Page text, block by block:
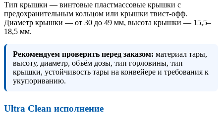
Тип крышки — винтовые пластмассовые крышки с
предохранительным кольцом или крышки твист-офф.
Диаметр крышки — от 30 до 49 мм, высота крышки — 15,5–
18,5 мм.
Рекомендуем проверить перед заказом: материал тары,
высоту, диаметр, объём дозы, тип горловины, тип
крышки, устойчивость тары на конвейере и требования к
укупориванию.
Ultra Clean исполнение